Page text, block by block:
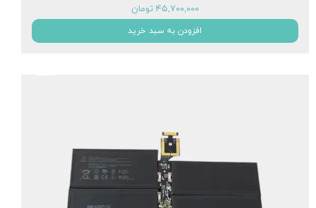
۴۵,۷۰۰,۰۰۰ تومان
افزودن به سبد خرید